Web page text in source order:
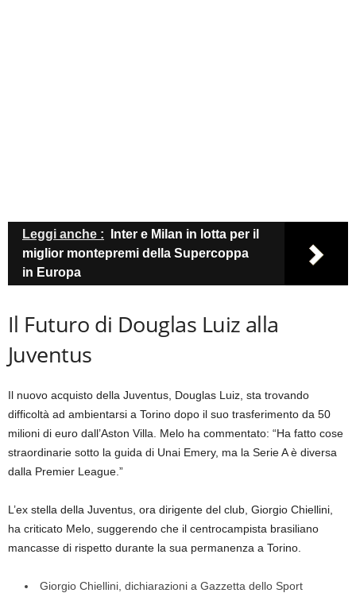
Leggi anche :
Inter e Milan in lotta per il
miglior montepremi della Supercoppa
in Europa
Il Futuro di Douglas Luiz alla
Juventus
Il nuovo acquisto della Juventus, Douglas Luiz, sta trovando
difficoltà ad ambientarsi a Torino dopo il suo trasferimento da 50
milioni di euro dall’Aston Villa. Melo ha commentato: “Ha fatto cose
straordinarie sotto la guida di Unai Emery, ma la Serie A è diversa
dalla Premier League.”
L’ex stella della Juventus, ora dirigente del club, Giorgio Chiellini,
ha criticato Melo, suggerendo che il centrocampista brasiliano
mancasse di rispetto durante la sua permanenza a Torino.
Giorgio Chiellini, dichiarazioni a Gazzetta dello Sport